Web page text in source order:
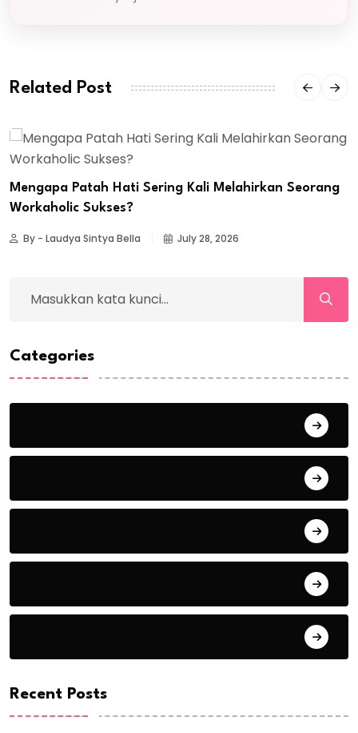
Related Post
Mengapa Patah Hati Sering Kali Melahirkan Seorang
Workaholic Sukses?
By - Laudya Sintya Bella July 28, 2026
Categories
Recent Posts